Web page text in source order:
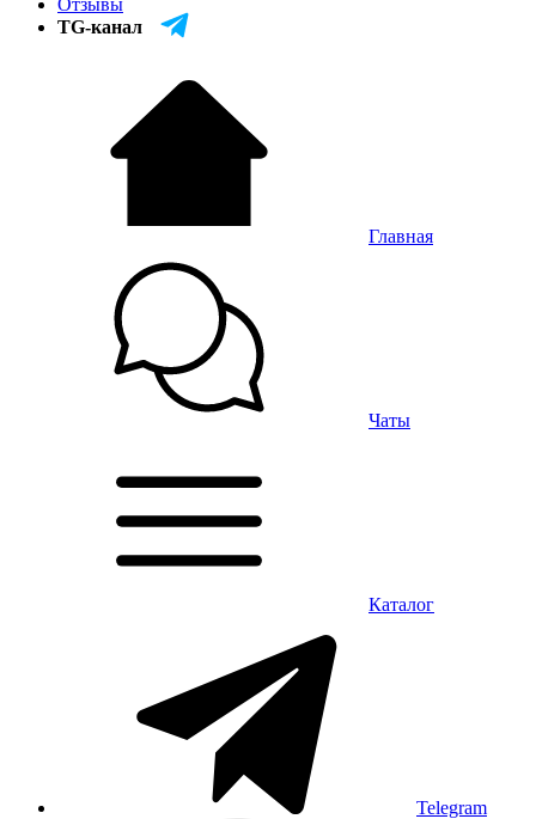
Отзывы
TG-канал
Главная
Чаты
Каталог
Telegram